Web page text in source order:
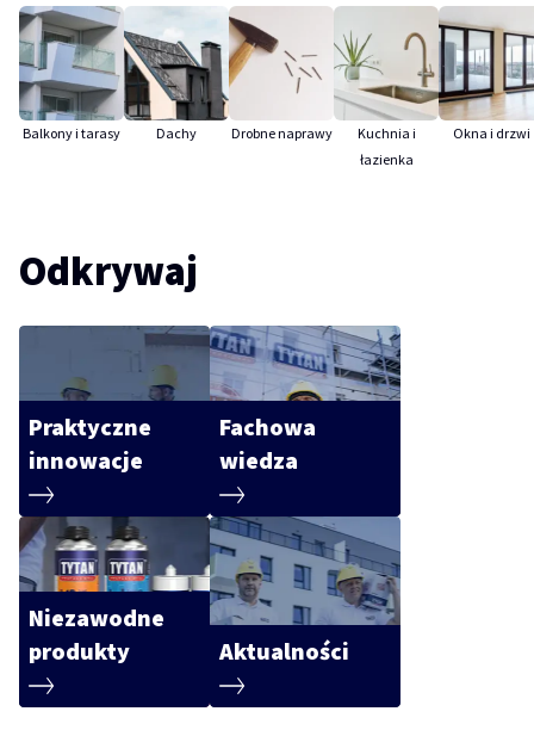
Balkony i tarasy Dachy Drobne naprawy
Kuchnia i
łazienka
Okna i drzwi
Odkrywaj
Praktyczne
innowacje
Fachowa
wiedza
Niezawodne
produkty
Aktualności